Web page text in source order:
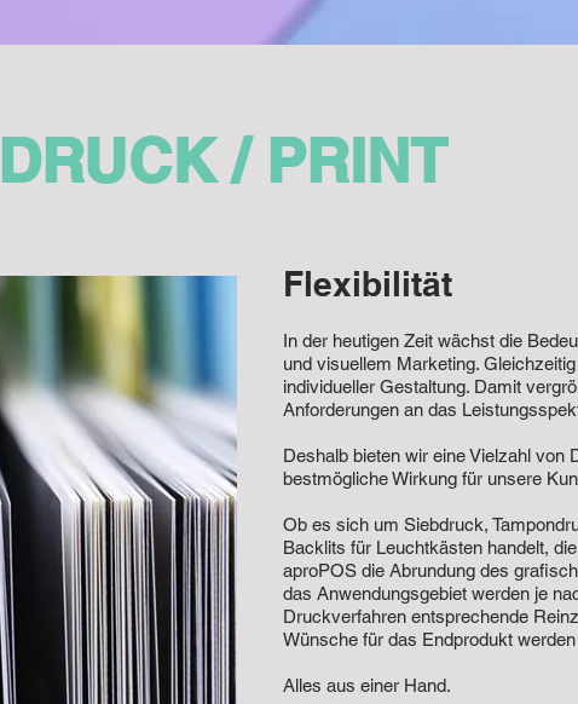
DRUCK / PRINT
Flexibilität
In der heutigen Zeit wächst die
und visuellem Marketing.
individueller Gestaltung. Damit
Anforderungen an das
Deshalb bieten wir eine Vielzahl von
bestmögliche Wirkung für unsere
Ob es sich um Siebdruck,
Backlits für Leuchtkästen handelt,
aproPOS die Abrundung des
das Anwendungsgebiet werden je
Druckverfahren entsprechende
Wünsche für das Endprodukt
Alles aus einer Hand.